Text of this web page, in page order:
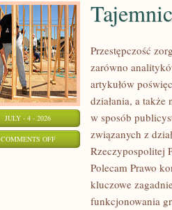
JULY - 4 - 2026
COMMENTS OFFON
TAJEMNICE
NIEWYJAŚNIONE
Przestępczość
zarówno
artykułów
działania, a
w sposób
związanych z
Rzeczypospolitej
Polecam Prawo
kluczowe
funkcjonowania